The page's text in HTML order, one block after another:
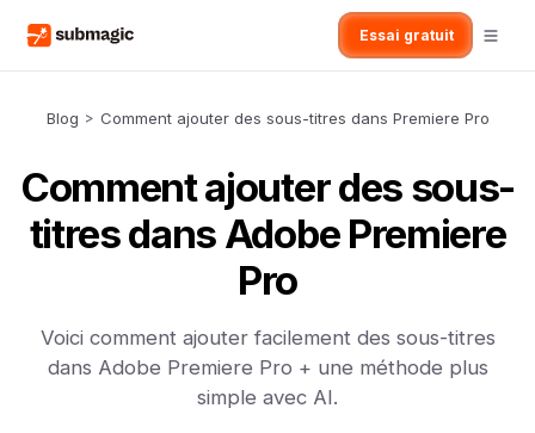
Essai gratuit
Blog > Comment ajouter des sous-titres dans Premiere Pro
Comment ajouter des sous-
titres dans Adobe Premiere
Pro
Voici comment ajouter facilement des sous-titres
dans Adobe Premiere Pro + une méthode plus
simple avec AI.